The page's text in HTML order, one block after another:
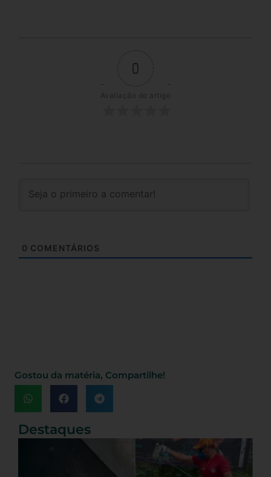
0
Avaliação do artigo
0 COMENTÁRIOS
Gostou da matéria, Compartilhe!
Destaques